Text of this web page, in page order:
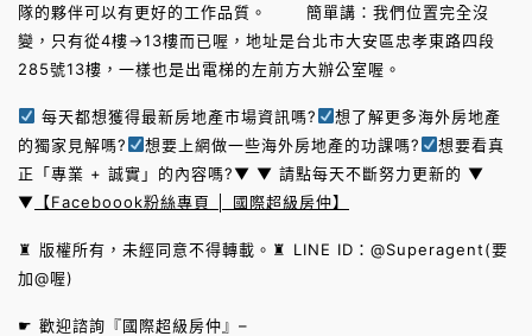
隊的夥伴可以有更好的工作品質。 簡單講：我們位置完全沒
變，只有從4樓→13樓而已喔，地址是台北市大安區忠孝東路四段
285號13樓，一樣也是出電梯的左前方大辦公室喔。
每天都想獲得最新房地產市場資訊嗎?
想了解更多海外房地產
的獨家見解嗎?
想要上網做一些海外房地產的功課嗎?
想要看真
正「專業 + 誠實」的內容嗎?▼ ▼ 請點每天不斷努力更新的 ▼
▼ 【Faceboook粉絲專頁 │ 國際超級房仲】
♜ 版權所有，未經同意不得轉載。♜ LINE ID：@Superagent(要
加@喔)
☛ 歡迎諮詢『國際超級房仲』–